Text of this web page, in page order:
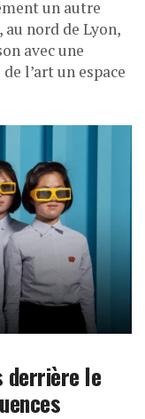
un autre
nord de Lyon,
avec une
l’art un espace
derrière le